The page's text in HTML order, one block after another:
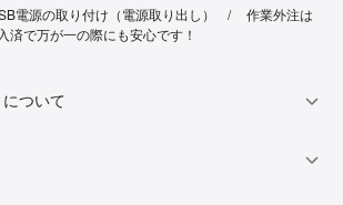
電源の取り付け（電源取り出し）
作業外注は
で万が一の際にも安心です！
ついて